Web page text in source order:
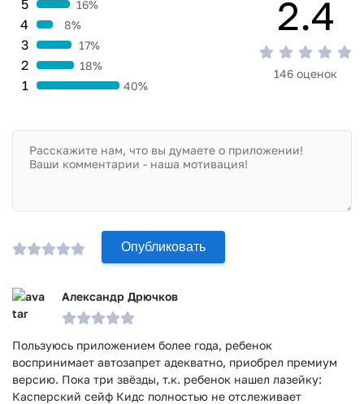
которое только есть в сети для обеспечения Интернет
безопасности вашего ребенка. Скачайте программу на
свое устройство с операционной системой Андроид,
будьте в курсе действий и местоположения вашего чада,
защищайте их от пагубных групп в социальных сетях,
Приложение Родительский контроль SafeKids прошло
проверку антивирусом VirusTotal. В результате проверки
1 40%
2 18%
3 17%
4 8%
5 16% 2.4
146 оценок
Опубликовать
Александр Дрючков
Пользуюсь приложением более года, ребенок
воспринимает автозапрет адекватно, приобрел премиум
версию. Пока три звёзды, т.к. ребенок нашел лазейку:
Касперский сейф Кидс полностью не отслеживает